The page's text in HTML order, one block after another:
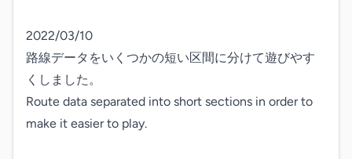
2022/03/10
路線データをいくつかの短い区間に分けて遊びやす
くしました。
Route data separated into short sections in order to
make it easier to play.